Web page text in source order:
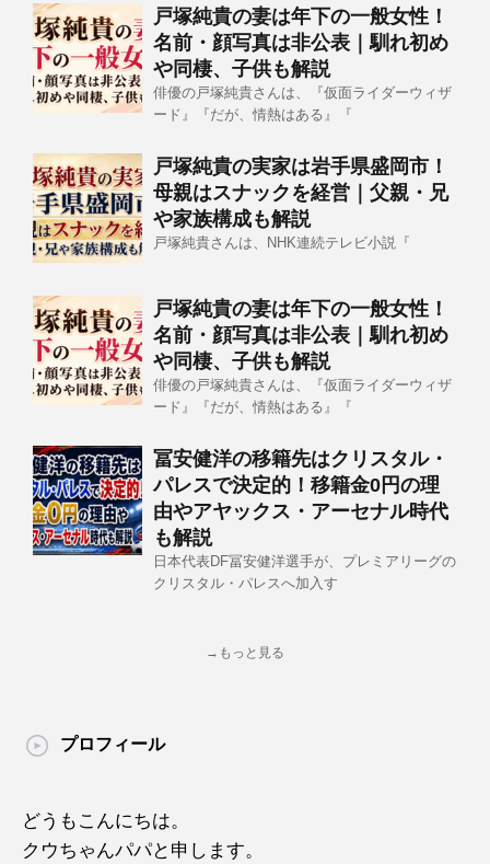
戸塚純貴の妻は年下の一般女性！
名前・顔写真は非公表｜馴れ初め
や同棲、子供も解説
俳優の戸塚純貴さんは、『仮面ライダーウィザ
ード』『だが、情熱はある』『
戸塚純貴の実家は岩手県盛岡市！
母親はスナックを経営｜父親・兄
や家族構成も解説
戸塚純貴さんは、NHK連続テレビ小説『
戸塚純貴の妻は年下の一般女性！
名前・顔写真は非公表｜馴れ初め
や同棲、子供も解説
俳優の戸塚純貴さんは、『仮面ライダーウィザ
ード』『だが、情熱はある』『
冨安健洋の移籍先はクリスタル・
パレスで決定的！移籍金0円の理
由やアヤックス・アーセナル時代
も解説
日本代表DF冨安健洋選手が、プレミアリーグの
クリスタル・パレスへ加入す
→もっと見る
プロフィール
どうもこんにちは。
クウちゃんパパと申します。